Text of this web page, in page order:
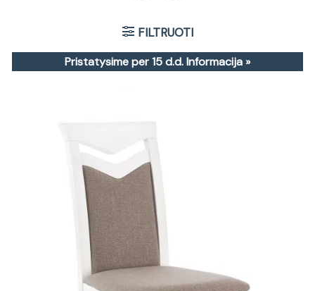
FILTRUOTI
Pristatysime per 15 d.d.Informacija »